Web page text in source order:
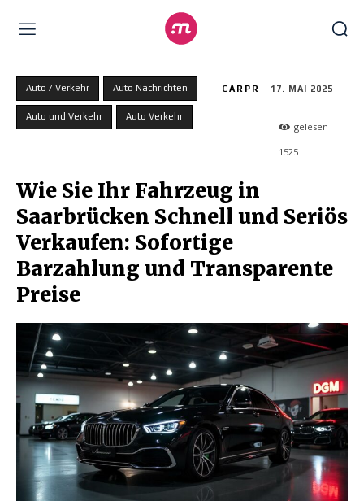
Auto / Verkehr Auto Nachrichten
Auto und Verkehr Auto Verkehr
CARPR 17. MAI 2025
gelesen
1525
Wie Sie Ihr Fahrzeug in
Saarbrücken Schnell und Seriös
Verkaufen: Sofortige
Barzahlung und Transparente
Preise